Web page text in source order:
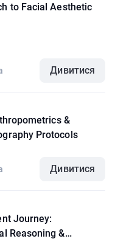
to Facial Aesthetic
Дивитися
&
Protocols
Дивитися
Journey:
Reasoning &